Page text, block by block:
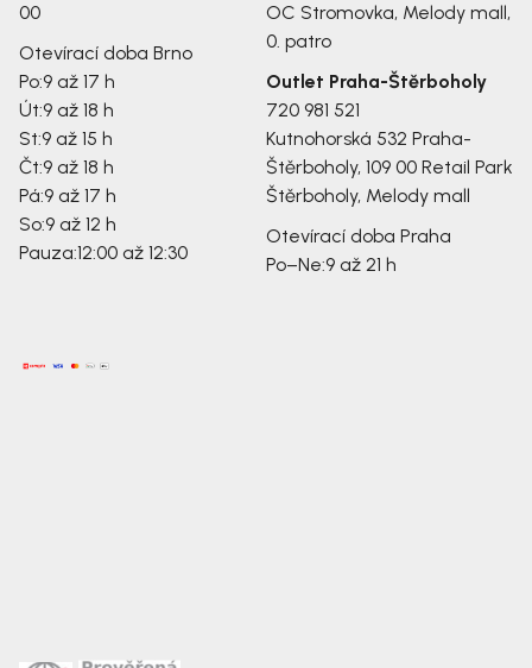
00
Otevírací doba Brno
Po:9 až 17 h
Út:9 až 18 h
St:9 až 15 h
Čt:9 až 18 h
Pá:9 až 17 h
So:9 až 12 h
Pauza:12:00 až 12:30
OC Stromovka, Melody mall,
0. patro
Outlet Praha-Štěrboholy
720 981 521
Kutnohorská 532 Praha-
Štěrboholy, 109 00 Retail Park
Štěrboholy, Melody mall
Otevírací doba Praha
Po–Ne:9 až 21 h